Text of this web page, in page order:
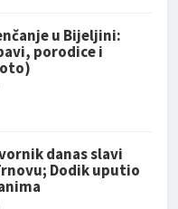
u Bijeljini:
porodice i
danas slavi
Dodik uputio